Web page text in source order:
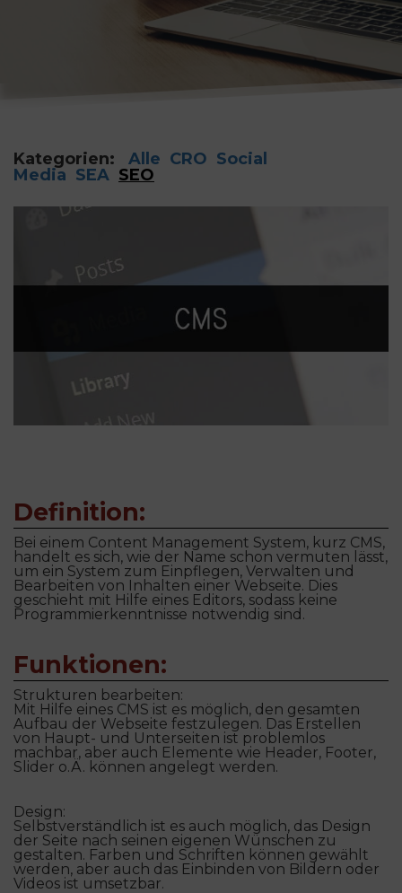
Kategorien: Alle CRO Social
Media SEA SEO
Definition:
Bei einem Content Management System, kurz CMS,
handelt es sich, wie der Name schon vermuten lässt,
um ein System zum Einpflegen, Verwalten und
Bearbeiten von Inhalten einer Webseite. Dies
geschieht mit Hilfe eines Editors, sodass keine
Programmierkenntnisse notwendig sind.
Funktionen:
Strukturen bearbeiten:
Mit Hilfe eines CMS ist es möglich, den gesamten
Aufbau der Webseite festzulegen. Das Erstellen
von Haupt- und Unterseiten ist problemlos
machbar, aber auch Elemente wie Header, Footer,
Slider o.Ä. können angelegt werden.
Design:
Selbstverständlich ist es auch möglich, das Design
der Seite nach seinen eigenen Wünschen zu
gestalten. Farben und Schriften können gewählt
werden, aber auch das Einbinden von Bildern oder
Videos ist umsetzbar.